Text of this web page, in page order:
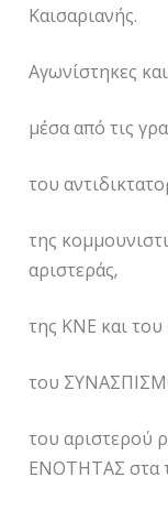
Καισαριανής.
Αγωνίστηκες
μέσα από τις
του
της
αριστεράς,
της ΚΝΕ και
του
του αριστερού
ΕΝΟΤΗΤΑΣ στα